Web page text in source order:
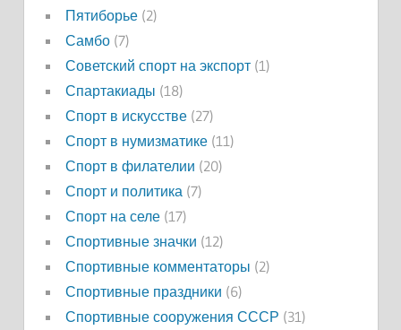
Пятиборье(2)
Самбо(7)
Советский спорт на экспорт(1)
Спартакиады (18)
Спорт в искусстве(27)
Спорт в нумизматике(11)
Спорт в филателии (20)
Спорт и политика (7)
Спорт на селе(17)
Спортивные значки (12)
Спортивные комментаторы (2)
Спортивные праздники (6)
Спортивные сооружения СССР (31)